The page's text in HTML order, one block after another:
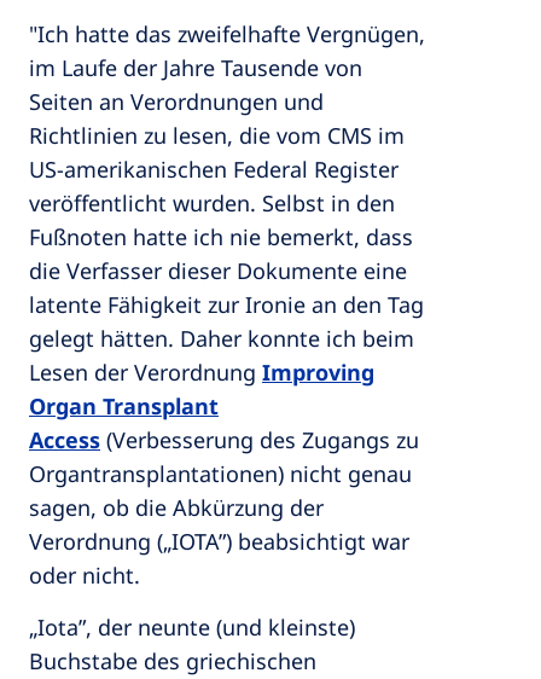
"Ich hatte das zweifelhafte Vergnügen,
im Laufe der Jahre Tausende von
Seiten an Verordnungen und
Richtlinien zu lesen, die vom CMS im
US-amerikanischen Federal Register
veröffentlicht wurden. Selbst in den
Fußnoten hatte ich nie bemerkt, dass
die Verfasser dieser Dokumente eine
latente Fähigkeit zur Ironie an den Tag
gelegt hätten. Daher konnte ich beim
Lesen der Verordnung Improving
Organ Transplant
Access (Verbesserung des Zugangs zu
Organtransplantationen) nicht genau
sagen, ob die Abkürzung der
Verordnung („IOTA”) beabsichtigt war
oder nicht.
„Iota”, der neunte (und kleinste)
Buchstabe des griechischen